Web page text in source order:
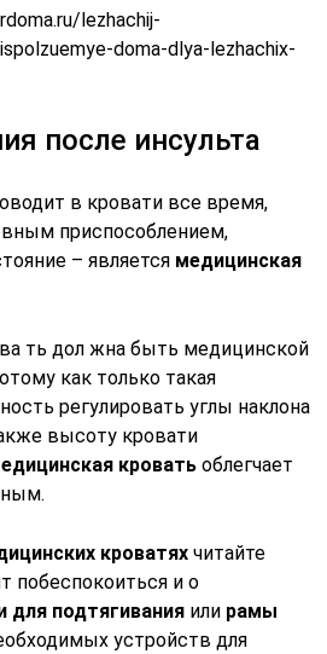
lezhachij-
doma-dlya-lezhachix-
после инсульта
в кровати все время,
приспособлением,
– является медицинская
ть дол жна быть медицинской
как только такая
регулировать углы наклона
высоту кровати
кровать облегчает
кроватях читайте
побеспокоиться и о
для подтягивания или рамы
устройств для